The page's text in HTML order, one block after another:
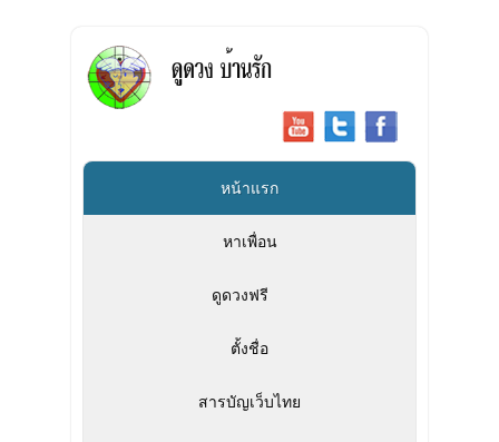
หน้าแรก
หาเพื่อน
ดูดวงฟรี
ตั้งชื่อ
สารบัญเว็บไทย